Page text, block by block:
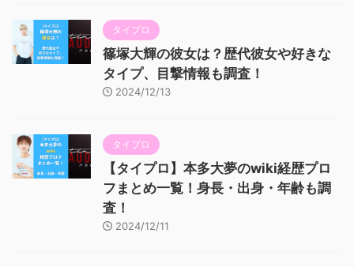
タイプロ
篠塚大輝の彼女は？歴代彼女や好きな
タイプ、目撃情報も調査！
2024/12/13
タイプロ
【タイプロ】本多大夢のwiki経歴プロ
フまとめ一覧！身長・出身・年齢も調
査！
2024/12/11